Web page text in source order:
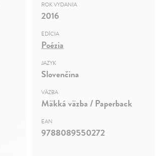
ROK VYDANIA
2016
EDÍCIA
Poézia
JAZYK
Slovenčina
VÄZBA
Mäkká väzba / Paperback
EAN
9788089550272